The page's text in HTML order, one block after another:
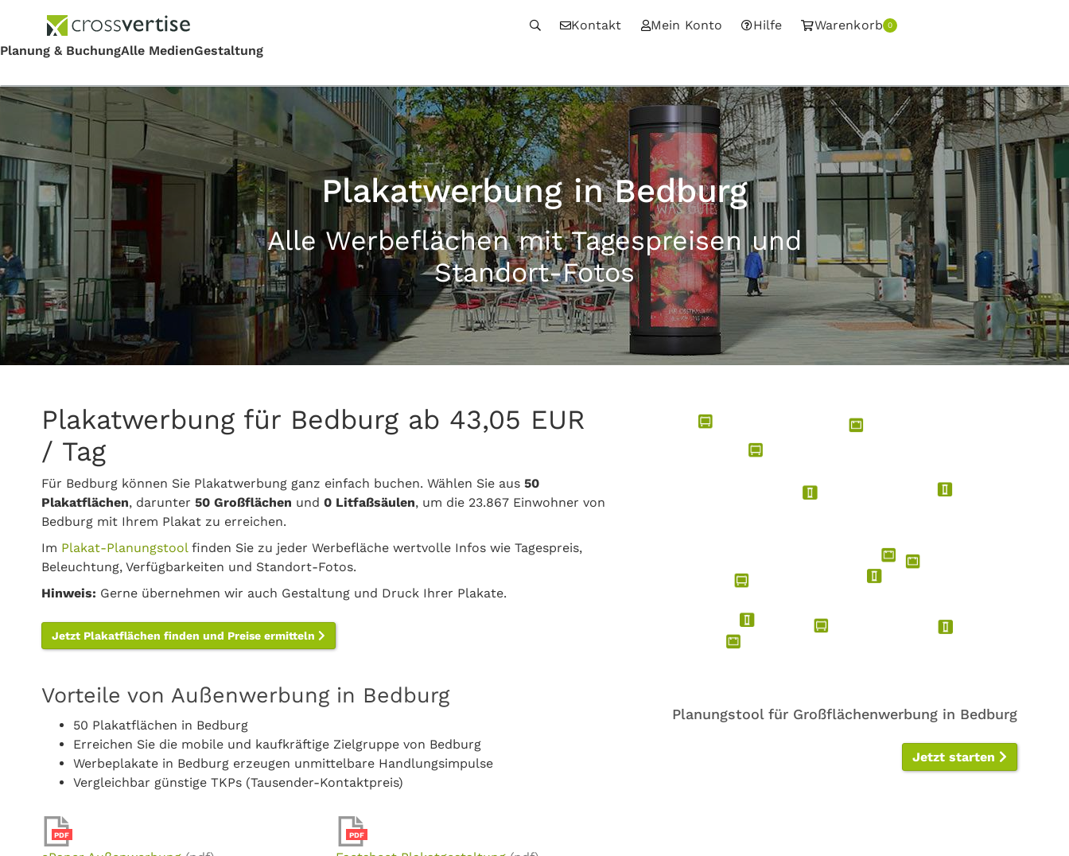
Kontakt Mein Konto Hilfe Warenkorb 0
Plakatwerbung in Bedburg
Alle Werbeflächen mit Tagespreisen und
Standort-Fotos
Plakatwerbung für Bedburg ab 43,05 EUR
/ Tag
Für Bedburg können Sie Plakatwerbung ganz einfach buchen. Wählen Sie aus 50
Plakatflächen, darunter 50 Großflächen und 0 Litfaßsäulen, um die 23.867 Einwohner von
Bedburg mit Ihrem Plakat zu erreichen.
Im Plakat-Planungstoolfinden Sie zu jeder Werbefläche wertvolle Infos wie Tagespreis,
Beleuchtung, Verfügbarkeiten und Standort-Fotos.
Hinweis: Gerne übernehmen wir auch Gestaltung und Druck Ihrer Plakate.
Jetzt Plakatflächen finden und Preise ermitteln
Vorteile von Außenwerbung in Bedburg
50 Plakatflächen in Bedburg
Erreichen Sie die mobile und kaufkräftige Zielgruppe von Bedburg
Werbeplakate in Bedburg erzeugen unmittelbare Handlungsimpulse
Vergleichbar günstige TKPs (Tausender-Kontaktpreis)
PDF PDF
Planungstool für Großflächenwerbung in Bedburg
Jetzt starten